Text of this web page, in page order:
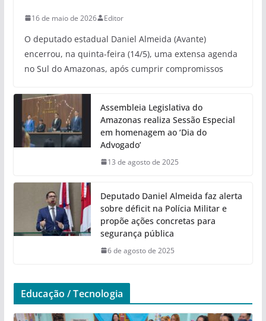
16 de maio de 2026 Editor
O deputado estadual Daniel Almeida (Avante)
encerrou, na quinta-feira (14/5), uma extensa agenda
no Sul do Amazonas, após cumprir compromissos
Assembleia Legislativa do
Amazonas realiza Sessão Especial
em homenagem ao ‘Dia do
Advogado’
13 de agosto de 2025
Deputado Daniel Almeida faz alerta
sobre déficit na Polícia Militar e
propõe ações concretas para
segurança pública
6 de agosto de 2025
Educação / Tecnologia